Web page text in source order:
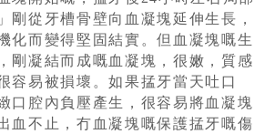
剛從牙槽骨壁向血凝塊延伸生長，
化而變得堅固結實。但血凝塊嘅生
剛凝結而成嘅血凝塊，很嫩，質感
容易被損壞。如果掹牙當天吐口
口腔內負壓產生，很容易將血凝塊
血不止，冇血凝塊嘅保護掹牙嘅傷